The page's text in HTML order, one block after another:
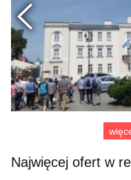
Najwięcej ofert w